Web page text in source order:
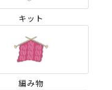
キット
編み物